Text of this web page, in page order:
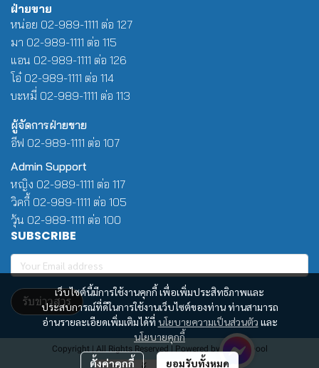
เว็บไซต์นี้มีการใช้งานคุกกี้ เพื่อเพิ่มประสิทธิภาพและ
ประสบการณ์ที่ดีในการใช้งานเว็บไซต์ของท่าน ท่านสามารถ
อ่านรายละเอียดเพิ่มเติมได้ที่ นโยบายความเป็นส่วนตัว และ
นโยบายคุกกี้
ตั้งค่าคุกกี้ ยอมรับทั้งหมด
ฝ่ายขาย
หน่อย 02-989-1111 ต่อ 127
มา 02-989-1111 ต่อ 115
แอน 02-989-1111 ต่อ 126
โอ๋ 02-989-1111 ต่อ 114
บะหมี่ 02-989-1111 ต่อ 113
ผู้จัดการฝ่ายขาย
อีฟ 02-989-1111 ต่อ 107
Admin Support
หญิง 02-989-1111 ต่อ 117
วิคกี้ 02-989-1111 ต่อ 105
วุ้น 02-989-1111 ต่อ 100
SUBSCRIBE
รับข่าวสาร
Copyright | All Rights Reserved | Powered by Winwinpool